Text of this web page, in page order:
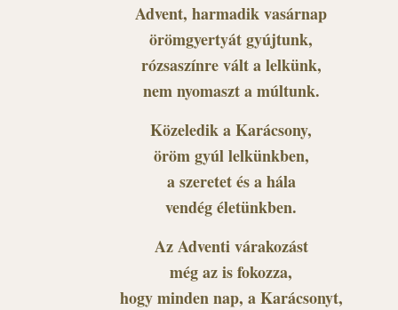
Advent, harmadik vasárnap
örömgyertyát gyújtunk,
rózsaszínre vált a lelkünk,
nem nyomaszt a múltunk.
Közeledik a Karácsony,
öröm gyúl lelkünkben,
a szeretet és a hála
vendég életünkben.
Az Adventi várakozást
még az is fokozza,
hogy minden nap, a Karácsonyt,